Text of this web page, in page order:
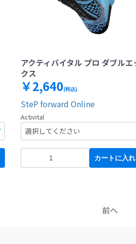
アクティバイタル プロ ダブルエ
クス
￥2,640(税込)
SteP forward Online
Activital
カートに入
前へ